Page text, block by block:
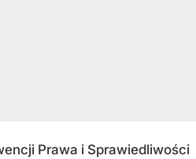
Prawa i Sprawiedliwości